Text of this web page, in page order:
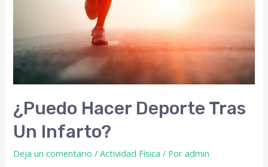
¿Puedo Hacer Deporte Tras
Un Infarto?
Deja un comentario /Actividad Física / Poradmin